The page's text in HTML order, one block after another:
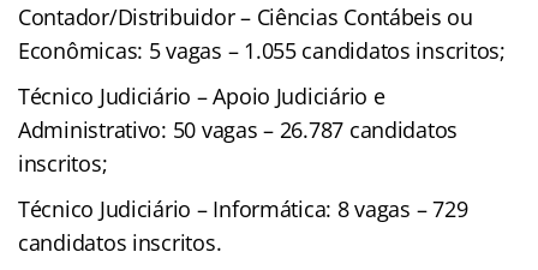
Contador/Distribuidor – Ciências Contábeis ou
Econômicas: 5 vagas – 1.055 candidatos inscritos;
Técnico Judiciário – Apoio Judiciário e
Administrativo: 50 vagas – 26.787 candidatos
inscritos;
Técnico Judiciário – Informática: 8 vagas – 729
candidatos inscritos.